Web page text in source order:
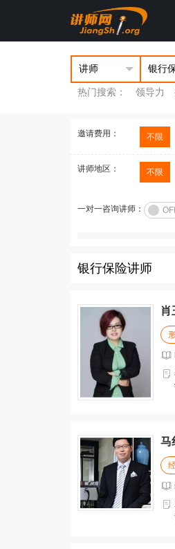
热门搜索：
领导力
邀请费用： 不限
讲师地区： 不限
一对一咨询讲师：
银行保险讲师
肖
马